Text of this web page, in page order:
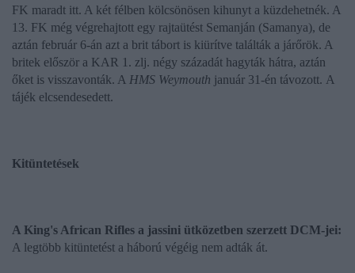
FK maradt itt. A két félben kölcsönösen kihunyt a küzdehetnék. A
13. FK még végrehajtott egy rajtaütést Semanján (Samanya), de
aztán február 6-án azt a brit tábort is kiürítve találták a járőrök. A
britek először a KAR 1. zlj. négy századát hagyták hátra, aztán
őket is visszavonták. A HMS Weymouth január 31-én távozott. A
tájék elcsendesedett.
Kitüntetések
A King's African Rifles a jassini ütközetben szerzett DCM-jei:
A legtöbb kitüntetést a háború végéig nem adták át.